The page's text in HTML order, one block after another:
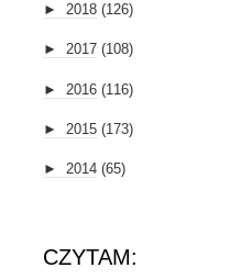
► 2018 (126)
► 2017 (108)
► 2016 (116)
► 2015 (173)
► 2014 (65)
CZYTAM: